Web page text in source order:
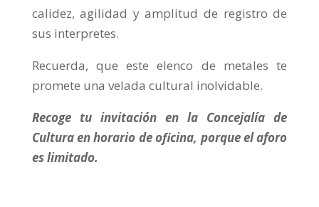
calidez, agilidad y amplitud de registro de
sus interpretes.
Recuerda, que este elenco de metales te
promete una velada cultural inolvidable.
Recoge tu invitación en la Concejalía de
Cultura en horario de oficina, porque el aforo
es limitado.